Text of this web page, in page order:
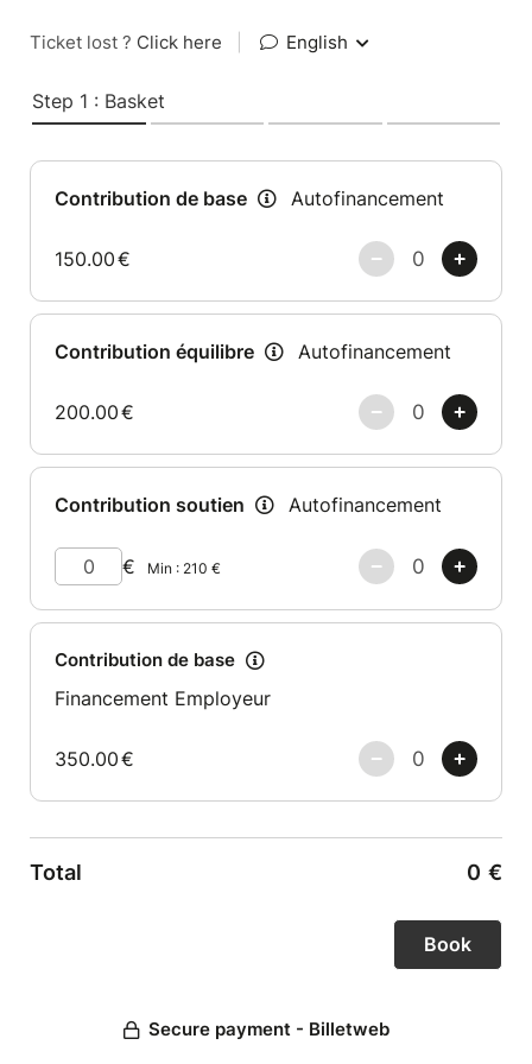
Ticket lost ? Click here English
Step 1 : Basket
Contribution de base Autofinancement
150.00€
Contribution équilibre Autofinancement
200.00€
Contribution soutien Autofinancement
€ Min : 210 €
Contribution de base
Financement Employeur
350.00€
Total 0 €
Secure payment - Billetweb